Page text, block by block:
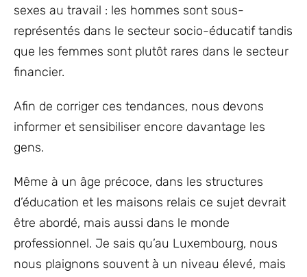
sexes au travail : les hommes sont sous-
représentés dans le secteur socio-éducatif tandis
que les femmes sont plutôt rares dans le secteur
financier.
Afin de corriger ces tendances, nous devons
informer et sensibiliser encore davantage les
gens.
Même à un âge précoce, dans les structures
d’éducation et les maisons relais ce sujet devrait
être abordé, mais aussi dans le monde
professionnel. Je sais qu’au Luxembourg, nous
nous plaignons souvent à un niveau élevé, mais